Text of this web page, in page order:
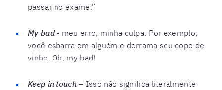
passar no exame.”
My bad- meu erro, minha culpa. Por exemplo,
você esbarra em alguém e derrama seu copo de
vinho. Oh, my bad!
Keep in touch– Isso não significa literalmente